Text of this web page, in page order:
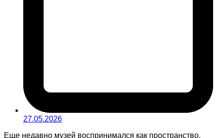
27.05.2026
Еще недавно музей воспринимался как пространство,